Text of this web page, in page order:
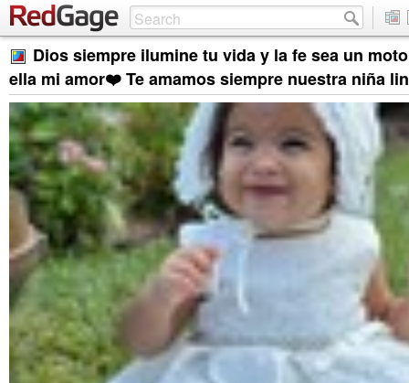
Dios siempre ilumine tu vida y la fe sea un
ella mi amor❤️ Te amamos siempre nuestra niña